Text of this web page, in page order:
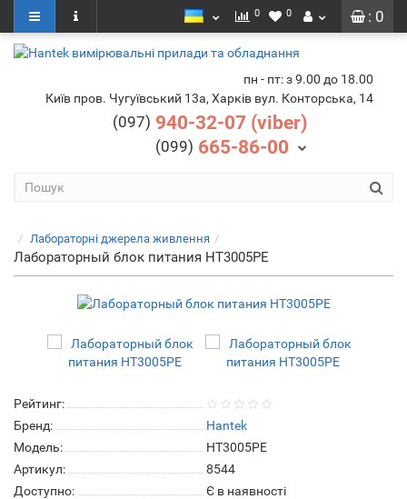
: 0
0 0
пн - пт: з 9.00 до 18.00
Київ пров. Чугуївський 13а, Харків вул. Конторська, 14
(097) 940-32-07 (viber)
(099) 665-86-00
Лабораторні джерела живлення
Лабораторный блок питания HT3005PE
Рейтинг:
Бренд:
Hantek
Модель:
HT3005PE
Артикул:
8544
Доступно:
Є в наявності